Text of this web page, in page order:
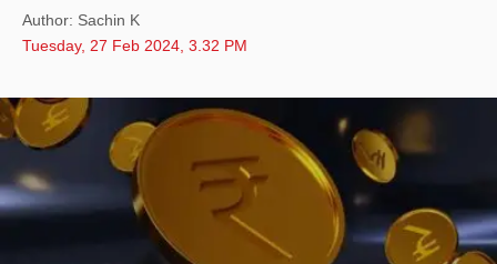
Author: Sachin K
Tuesday, 27 Feb 2024, 3.32 PM